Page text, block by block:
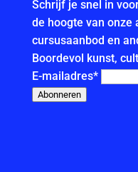
Schrijf je snel in
de hoogte van onze
cursusaanbod en
Boordevol kunst,
E-mailadres*
Abonneren